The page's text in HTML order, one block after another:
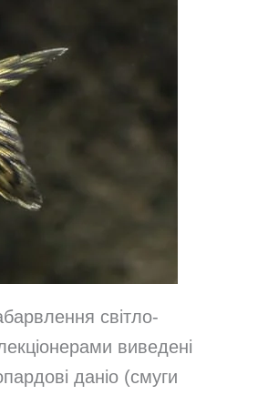
світло-
виведені
даніо (смуги